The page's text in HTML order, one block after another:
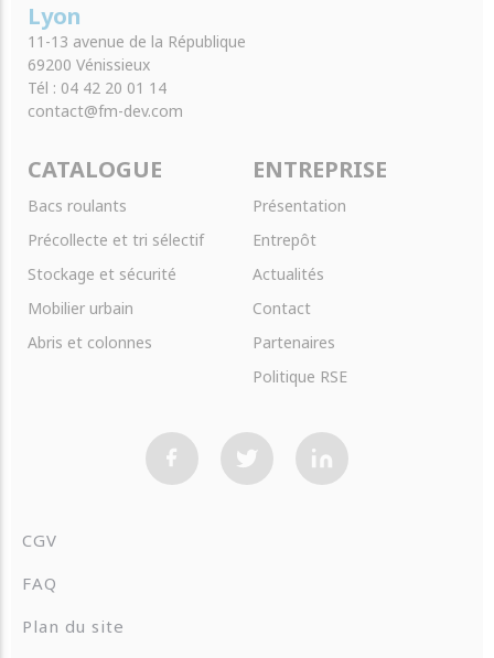
Lyon
11-13 avenue de la République
69200 Vénissieux
Tél : 04 42 20 01 14
contact@fm-dev.com
CATALOGUE
Bacs roulants
Précollecte et tri sélectif
Stockage et sécurité
Mobilier urbain
Abris et colonnes
ENTREPRISE
Présentation
Entrepôt
Actualités
Contact
Partenaires
Politique RSE
CGV
FAQ
Plan du site